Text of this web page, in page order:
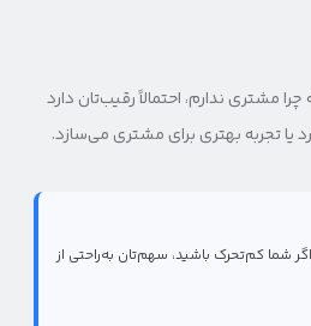
مشتری ندارم، احتمالاً رقیب‌تان دارد
تجربه بهتری برای مشتری می‌سازد.
شما کم‌تحرک باشید، سهم‌تان به‌راحتی از